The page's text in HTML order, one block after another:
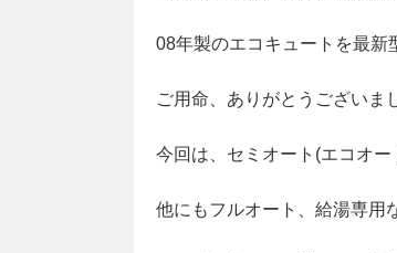
08年製のエコキュートを最新
ご用命、ありがとうございま
今回は、セミオート(エコオー
他にもフルオート、給湯専用